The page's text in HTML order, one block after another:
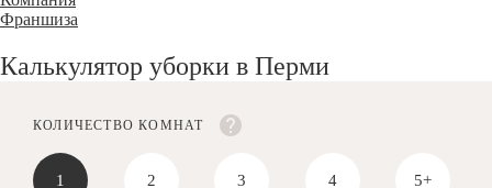
Франшиза
Калькулятор уборки в Перми
КОЛИЧЕСТВО КОМНАТ
1 2 3 4 5+